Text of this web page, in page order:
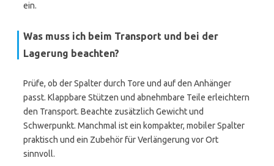
ein.
Was muss ich beim Transport und bei der
Lagerung beachten?
Prüfe, ob der Spalter durch Tore und auf den Anhänger
passt. Klappbare Stützen und abnehmbare Teile erleichtern
den Transport. Beachte zusätzlich Gewicht und
Schwerpunkt. Manchmal ist ein kompakter, mobiler Spalter
praktisch und ein Zubehör für Verlängerung vor Ort
sinnvoll.